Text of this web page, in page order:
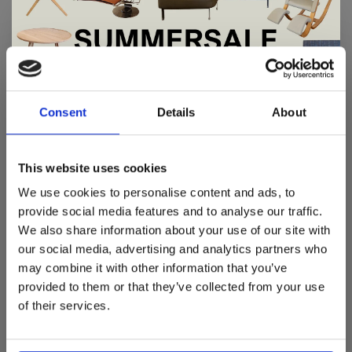
Consent Details About
This website uses cookies
We use cookies to personalise content and ads, to
provide social media features and to analyse our traffic.
We also share information about your use of our site with
our social media, advertising and analytics partners who
may combine it with other information that you’ve
provided to them or that they’ve collected from your use
of their services.
Hoogte: 183cm
Gewicht: 0,8kg
Koord lengte: 250cm
Lichtbron:
LED dimbaar
Verkrijgbaar in de kleuren:
Spot & uplighter:
Ash black
Ash white
eiken
walnoot
De Summer Sale bij Snip Wonen+ is
gestart!
woonaccessoires aan te schaffen met aantrekkelijke kortingen.
In onze showroom vind je een uitgebreide selectie
designmeubelen van gerenommeerde Nederlandse en Europese
merken. Onder andere showroommodellen vanHarvink ,
Gelderland,Swedese,Sculptures JeuxenArtisanzijn nu extra
voordelig verkrijgbaar. Profiteer van unieke aanbiedingen zolang
de voorraad strekt!
Liever nieuw bestellen? Ook dan krijgt u een vriendelijke
designmeubel geheel naar wens samen te stellen, met de